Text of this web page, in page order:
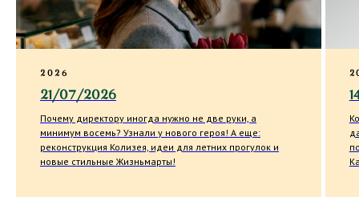
2026
21/07/2026
Почему директору иногда нужно не две руки, а
минимум восемь? Узнали у нового героя! А еще:
реконструкция Колизея, идеи для летних прогулок и
новые стильные Жизньмарты!